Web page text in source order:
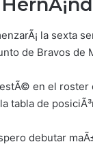
la sexta
de Bravos de
estÃ© en el roster
tabla de
debutar